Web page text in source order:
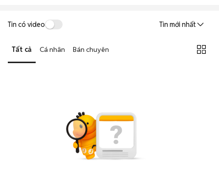
Tin có video Tin mới nhất
Tất cả Cá nhân Bán chuyên